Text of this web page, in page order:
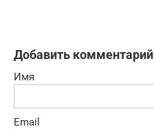
Добавить комментарий
Имя
Email